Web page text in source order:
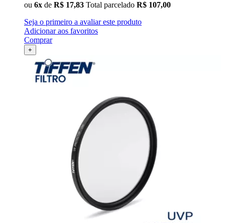
ou 6x de R$ 17,83 Total parcelado R$ 107,00
Seja o primeiro a avaliar este produto
Adicionar aos favoritos
Comprar
+